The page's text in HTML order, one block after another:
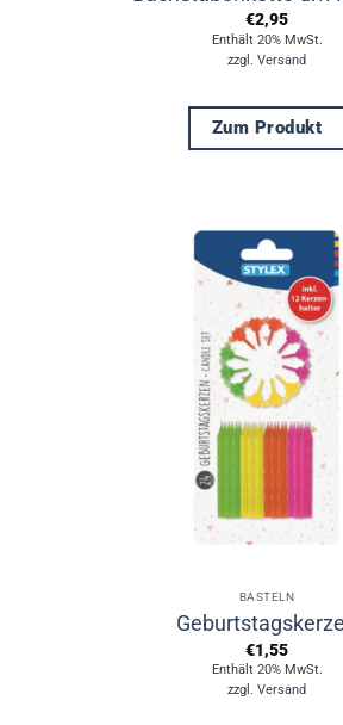
€2,95
Enthält 20% MwSt.
zzgl. Versand
Zum Produkt
mehrere
Varianten
auf.
Die
Optionen
können
auf
der
gewählt
werden
BASTELN
€1,55
Enthält 20% MwSt.
zzgl. Versand